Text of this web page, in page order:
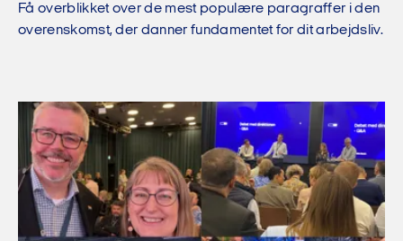
Få overblikket over de mest populære paragraffer i den
overenskomst, der danner fundamentet for dit arbejdsliv.